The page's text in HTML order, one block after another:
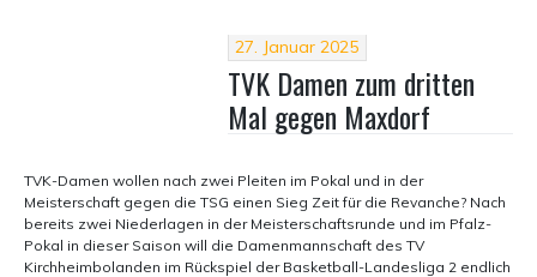
27. Januar 2025
TVK Damen zum dritten
Mal gegen Maxdorf
TVK-Damen wollen nach zwei Pleiten im Pokal und in der
Meisterschaft gegen die TSG einen Sieg Zeit für die Revanche? Nach
bereits zwei Niederlagen in der Meisterschaftsrunde und im Pfalz-
Pokal in dieser Saison will die Damenmannschaft des TV
Kirchheimbolanden im Rückspiel der Basketball-Landesliga 2 endlich